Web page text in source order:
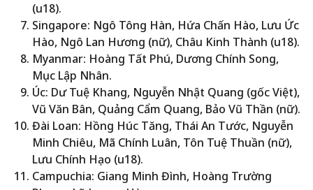
(u18).
Singapore: Ngô Tông Hàn, Hứa Chấn Hào, Lưu Ức
Hào, Ngô Lan Hương (nữ), Châu Kinh Thành (u18).
Myanmar: Hoàng Tất Phú, Dương Chính Song,
Mục Lập Nhân.
Úc: Dư Tuệ Khang, Nguyễn Nhật Quang (gốc Việt),
Vũ Văn Bân, Quảng Cẩm Quang, Bảo Vũ Thần (nữ).
Đài Loan: Hồng Húc Tăng, Thái An Tước, Nguyễn
Minh Chiêu, Mã Chính Luân, Tôn Tuệ Thuần (nữ),
Lưu Chính Hạo (u18).
Campuchia: Giang Minh Đình, Hoàng Trường